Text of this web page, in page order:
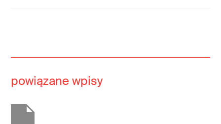
powiązane wpisy